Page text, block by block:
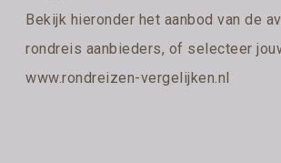
Bekijk hieronder het aanbod van de
rondreis aanbieders, of selecteer
www.rondreizen-vergelijken.nl